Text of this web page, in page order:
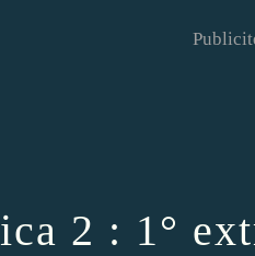
2 : 1°